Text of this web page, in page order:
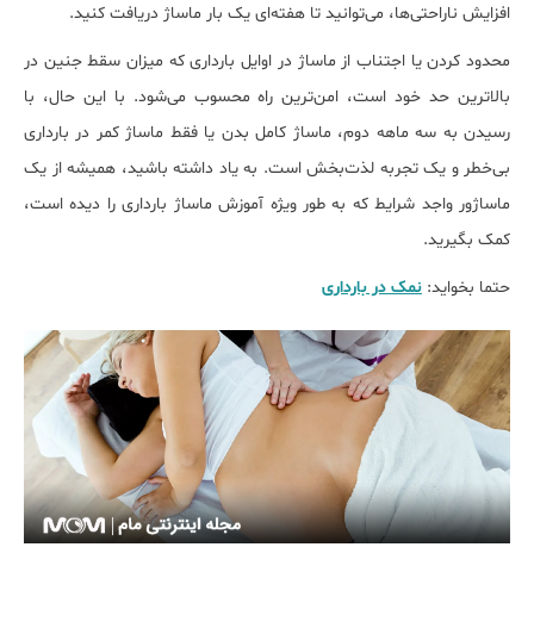
افزایش ناراحتی‌ها، می‌توانید تا هفته‌ای یک بار ماساژ دریافت کنید.
محدود کردن یا اجتناب از ماساژ در اوایل بارداری که میزان سقط جنین در
بالاترین حد خود است، امن‌ترین راه محسوب می‌شود. با این حال، با
رسیدن به سه ماهه دوم، ماساژ کامل بدن یا فقط ماساژ کمر در بارداری
بی‌خطر و یک تجربه لذت‌بخش است. به یاد داشته باشید، همیشه از یک
ماساژور واجد شرایط که به طور ویژه آموزش ماساژ بارداری را دیده است،
کمک بگیرید.
حتما بخواید: نمک در بارداری